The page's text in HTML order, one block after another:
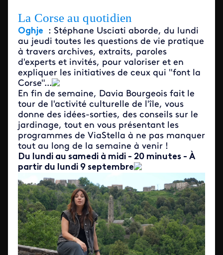
La Corse au quotidien
Oghje : Stéphane Usciati aborde, du lundi
au jeudi toutes les questions de vie pratique
à travers archives, extraits, paroles
d'experts et invités, pour valoriser et en
expliquer les initiatives de ceux qui "font la
Corse"...
En fin de semaine, Davia Bourgeois fait le
tour de l'activité culturelle de l'île, vous
donne des idées-sorties, des conseils sur le
jardinage, tout en vous présentant les
programmes de ViaStella à ne pas manquer
tout au long de la semaine à venir !
Du lundi au samedi à midi - 20 minutes - À
partir du lundi 9 septembre